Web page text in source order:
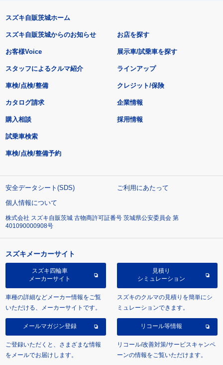
スズキ自販茨城ホーム
スズキ自販茨城からのお知らせ
お客様Voice
スタッフによるクルマ紹介
お店を探す
展示車/試乗車を探す
ラインアップ
車検/点検/整備 クレジット/保険
カタログ請求
購入相談
試乗車検索
車検/点検/整備予約
企業情報
採用情報
安全データシート(SDS)
ご利用にあたって
個人情報について
株式会社 スズキ自販茨城 古物商許可証番号 茨城県公安委員会 第
401090000908号
スズキメーカーサイト
スズキ四輪車
メーカーサイト
車種の詳細などメーカー情報をご覧
いただける、メーカーサイトです。
見積り
シミュレーション
スズキのクルマの見積りを簡単にシ
ミュレーションできます。
メールマガジン登録
ご登録いただくと、さまざまな情報
をメールでお届けします。
リコール等情報
リコール/改善対策/サービスキャンペ
ーンの情報をご覧いただけます。